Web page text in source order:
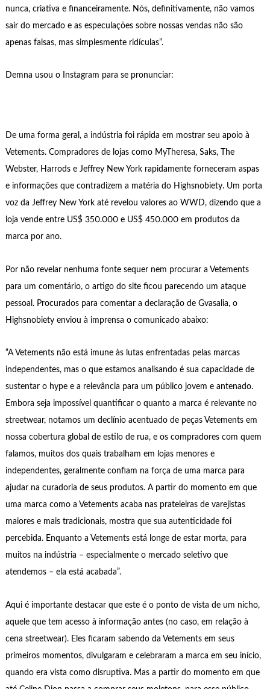
nunca, criativa e financeiramente. Nós, definitivamente, não vamos
sair do mercado e as especulações sobre nossas vendas não são
apenas falsas, mas simplesmente ridículas”.
Demna usou o Instagram para se pronunciar:
De uma forma geral, a indústria foi rápida em mostrar seu apoio à
Vetements. Compradores de lojas como MyTheresa, Saks, The
Webster, Harrods e Jeffrey New York rapidamente forneceram aspas
e informações que contradizem a matéria do Highsnobiety. Um porta
voz da Jeffrey New York até revelou valores ao WWD, dizendo que a
loja vende entre US$ 350.000 e US$ 450.000 em produtos da
marca por ano.
Por não revelar nenhuma fonte sequer nem procurar a Vetements
para um comentário, o artigo do site ficou parecendo um ataque
pessoal. Procurados para comentar a declaração de Gvasalia, o
Highsnobiety enviou à imprensa o comunicado abaixo:
“A Vetements não está imune às lutas enfrentadas pelas marcas
independentes, mas o que estamos analisando é sua capacidade de
sustentar o hype e a relevância para um público jovem e antenado.
Embora seja impossível quantificar o quanto a marca é relevante no
streetwear, notamos um declínio acentuado de peças Vetements em
nossa cobertura global de estilo de rua, e os compradores com quem
falamos, muitos dos quais trabalham em lojas menores e
independentes, geralmente confiam na força de uma marca para
ajudar na curadoria de seus produtos. A partir do momento em que
uma marca como a Vetements acaba nas prateleiras de varejistas
maiores e mais tradicionais, mostra que sua autenticidade foi
percebida. Enquanto a Vetements está longe de estar morta, para
muitos na indústria – especialmente o mercado seletivo que
atendemos – ela está acabada”.
Aqui é importante destacar que este é o ponto de vista de um nicho,
aquele que tem acesso à informação antes (no caso, em relação à
cena streetwear). Eles ficaram sabendo da Vetements em seus
primeiros momentos, divulgaram e celebraram a marca em seu início,
quando era vista como disruptiva. Mas a partir do momento em que